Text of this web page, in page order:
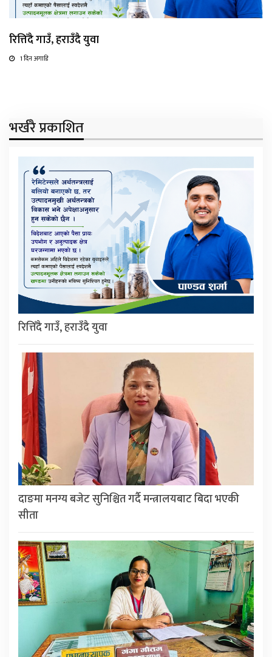
रित्तिँदै गाउँ, हराउँदै युवा
1 दिन अगाडि
भर्खरै प्रकाशित
रित्तिँदै गाउँ, हराउँदै युवा
दाङमा मनग्य बजेट सुनिश्चित गर्दै मन्त्रालयबाट बिदा भएकी
सीता